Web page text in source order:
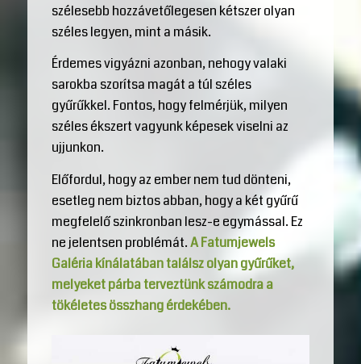
szélesebb hozzávetőlegesen kétszer olyan
széles legyen, mint a másik.
Érdemes vigyázni azonban, nehogy valaki
sarokba szorítsa magát a túl széles
gyűrűkkel. Fontos, hogy felmérjük, milyen
széles ékszert vagyunk képesek viselni az
ujjunkon.
Előfordul, hogy az ember nem tud dönteni,
esetleg nem biztos abban, hogy a két gyűrű
megfelelő szinkronban lesz-e egymással. Ez
ne jelentsen problémát.A Fatumjewels
Galéria kínálatában találsz olyan gyűrűket,
melyeket párba terveztünk számodra a
tökéletes összhang érdekében.